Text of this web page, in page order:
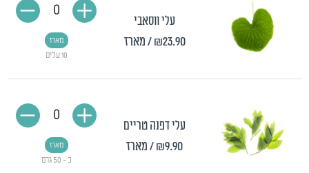
עלי ווסאבי
₪23.90 / מארז
10 עלים
מארז
0
עלי דפנה טריים
₪9.90/ מארז
כ - 50 גרם
מארז
0